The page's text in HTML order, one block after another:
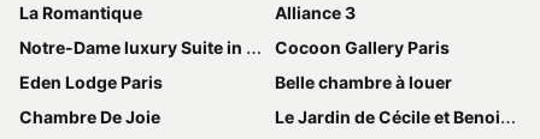
La Romantique
Alliance 3
Notre-Dame luxury Suite in Saint-germain des prés Latin quarter
Cocoon Gallery Paris
Eden Lodge Paris
Belle chambre à louer
Chambre De Joie
Le Jardin de Cécile et Benoit - Bed and Breakfast